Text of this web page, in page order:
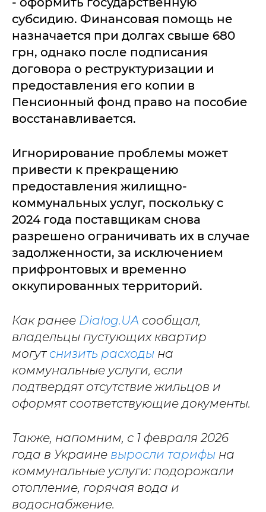
субсидию. Финансовая помощь не
назначается при долгах свыше 680
грн, однако после подписания
договора о реструктуризации и
предоставления его копии в
Пенсионный фонд право на пособие
восстанавливается.
Игнорирование проблемы может
привести к прекращению
предоставления жилищно-
коммунальных услуг, поскольку с
2024 года поставщикам снова
разрешено ограничивать их в случае
задолженности, за исключением
прифронтовых и временно
оккупированных территорий.
Как ранее Dialog.UA сообщал,
владельцы пустующих квартир
могут снизить расходы на
коммунальные услуги, если
подтвердят отсутствие жильцов и
оформят соответствующие документы.
Также, напомним, с 1 февраля 2026
года в Украине выросли тарифы на
коммунальные услуги: подорожали
отопление, горячая вода и
водоснабжение.